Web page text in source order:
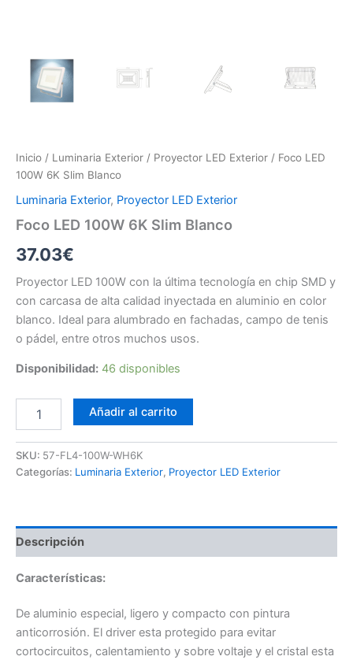
Inicio / Luminaria Exterior / Proyector LED Exterior / Foco LED
100W 6K Slim Blanco
Luminaria Exterior, Proyector LED Exterior
Foco LED 100W 6K Slim Blanco
37.03€
Proyector LED 100W con la última tecnología en chip SMD y
con carcasa de alta calidad inyectada en aluminio en color
blanco. Ideal para alumbrado en fachadas, campo de tenis
o pádel, entre otros muchos usos.
Disponibilidad: 46 disponibles
6K
Slim
Añadir al carrito
SKU: 57-FL4-100W-WH6K
Categorías: Luminaria Exterior, Proyector LED Exterior
Descripción
Características:
De aluminio especial, ligero y compacto con pintura
anticorrosión. El driver esta protegido para evitar
cortocircuitos, calentamiento y sobre voltaje y el cristal esta